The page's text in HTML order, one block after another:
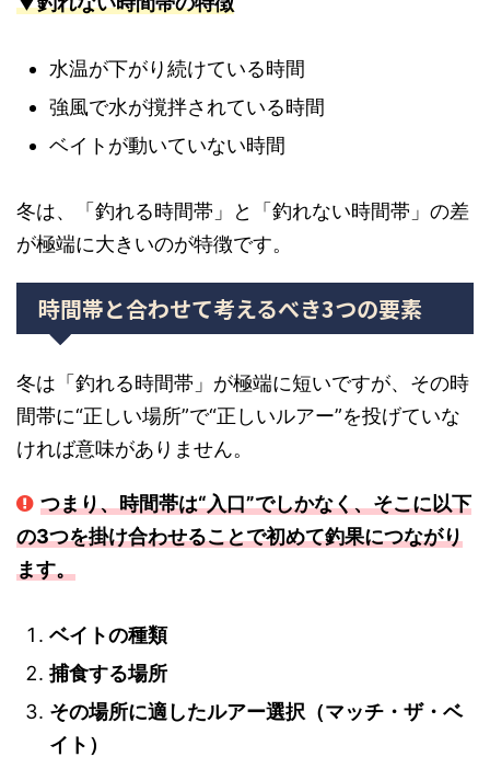
水温が下がり続けている時間
強風で水が撹拌されている時間
ベイトが動いていない時間
冬は、「釣れる時間帯」と「釣れない時間帯」の差
が極端に大きいのが特徴です。
時間帯と合わせて考えるべき3つの要素
冬は「釣れる時間帯」が極端に短いですが、その時
間帯に“正しい場所”で“正しいルアー”を投げていな
ければ意味がありません。
つまり、時間帯は“入口”でしかなく、そこに以下
の3つを掛け合わせることで初めて釣果につながり
ます。
ベイトの種類
捕食する場所
その場所に適したルアー選択（マッチ・ザ・ベ
イト）